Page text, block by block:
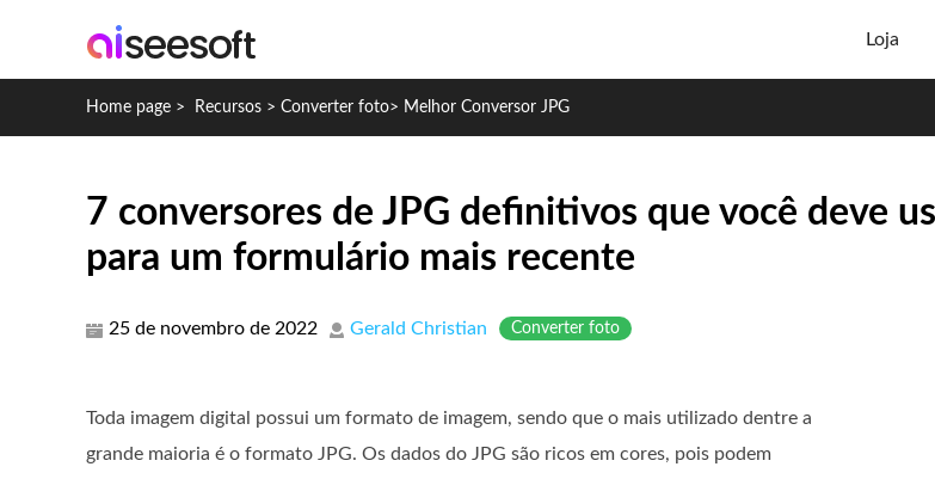
Loja
Home page > Recursos > Converter foto> Melhor Conversor JPG
7 conversores de JPG definitivos que você deve
para um formulário mais recente
25 de novembro de 2022 Gerald Christian Converter foto
Toda imagem digital possui um formato de imagem, sendo que o mais utilizado dentre a
grande maioria é o formato JPG. Os dados do JPG são ricos em cores, pois podem